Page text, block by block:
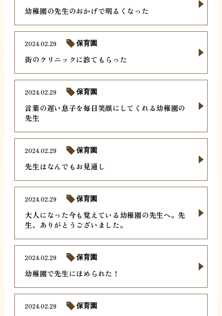
幼稚園の先生のおかげで明るくなった
街のクリニックに診てもらった
2024.02.29 保育園
言葉の遅い息子を毎日笑顔にしてくれる幼稚園の
先生
2024.02.29 保育園
先生はなんでもお見通し
2024.02.29 保育園
大人になった今も覚えている幼稚園の先生へ。先
生、ありがとうございました。
2024.02.29 保育園
幼稚園で先生にほめられた！
2024.02.29 保育園
2024.02.29 保育園